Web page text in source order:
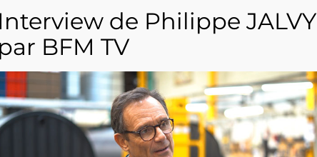
ASV, Flygt, Dosapro, Prominent,
par exemple.
Interview de Philippe JALVY
par BFM TV